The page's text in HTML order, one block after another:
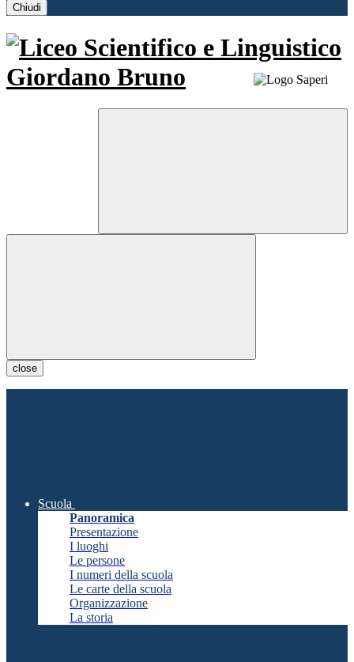
Chiudi
close
Scuola
Panoramica
Presentazione
I luoghi
Le persone
I numeri della scuola
Le carte della scuola
Organizzazione
La storia